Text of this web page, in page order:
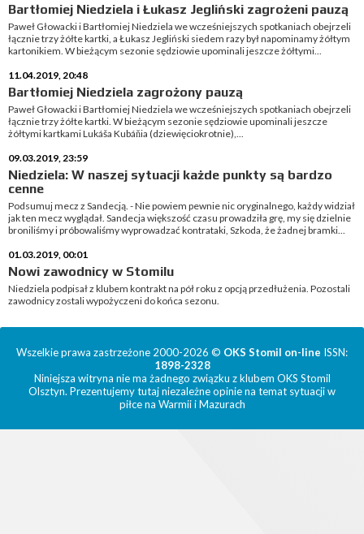
Bartłomiej Niedziela i Łukasz Jegliński zagrożeni pauzą
Paweł Głowacki i Bartłomiej Niedziela we wcześniejszych spotkaniach obejrzeli
łącznie trzy żółte kartki, a Łukasz Jegliński siedem razy był napominamy żółtym
kartonikiem. W bieżącym sezonie sędziowie upominali jeszcze żółtymi...
11.04.2019, 20:48
Bartłomiej Niedziela zagrożony pauzą
Paweł Głowacki i Bartłomiej Niedziela we wcześniejszych spotkaniach obejrzeli
łącznie trzy żółte kartki. W bieżącym sezonie sędziowie upominali jeszcze
żółtymi kartkami Lukáša Kubáňia (dziewięciokrotnie),...
09.03.2019, 23:59
Niedziela: W naszej sytuacji każde punkty są bardzo
cenne
Podsumuj mecz z Sandecją. - Nie powiem pewnie nic oryginalnego, każdy widział
jak ten mecz wyglądał. Sandecja większość czasu prowadziła grę, my się dzielnie
broniliśmy i próbowaliśmy wyprowadzać kontrataki, Szkoda, że żadnej bramki...
01.03.2019, 00:01
Nowi zawodnicy w Stomilu
Niedziela podpisał z klubem kontrakt na pół roku z opcją przedłużenia. Pozostali
zawodnicy zostali wypożyczeni do końca sezonu.
Wszelkie prawa zastrzeżone 2000-2026 © OKS Stomil on-line ISSN:
1898-2328
Niniejsza witryna nie ma żadnego związku z klubem OKS Stomil
Olsztyn. Prezentujemy tutaj niezależne opinie na temat sytuacji w
piłce na Warmii i Mazurach